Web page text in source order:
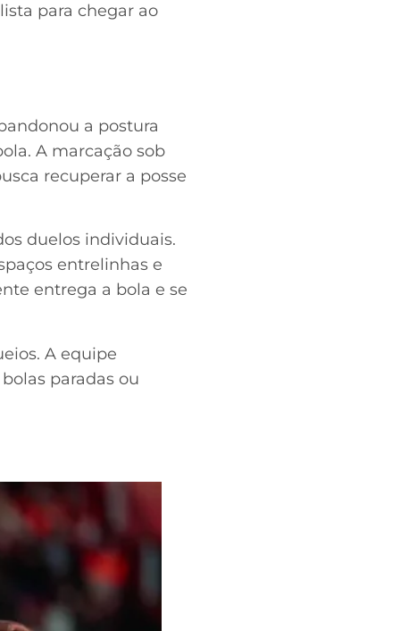
para chegar ao
a postura
A marcação sob
recuperar a posse
duelos individuais.
entrelinhas e
entrega a bola e se
A equipe
paradas ou